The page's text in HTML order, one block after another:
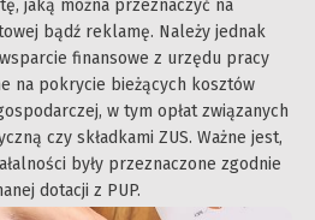
jaką można przeznaczyć na
bądź reklamę. Należy jednak
finansowe z urzędu pracy
na pokrycie bieżących kosztów
w tym opłat związanych
czy składkami ZUS. Ważne jest,
były przeznaczone zgodnie
dotacji z PUP.